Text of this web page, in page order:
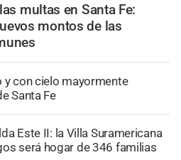
multas en Santa Fe:
montos de las
y con cielo mayormente
Santa Fe
Este II: la Villa Suramericana
será hogar de 346 familias